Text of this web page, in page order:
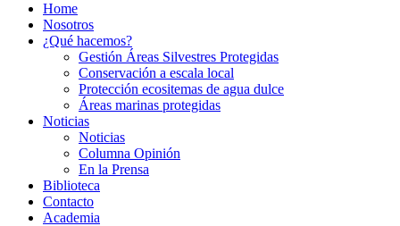
Home
Nosotros
¿Qué hacemos?
Gestión Áreas Silvestres Protegidas
Conservación a escala local
Protección ecositemas de agua dulce
Áreas marinas protegidas
Noticias
Noticias
Columna Opinión
En la Prensa
Biblioteca
Contacto
Academia